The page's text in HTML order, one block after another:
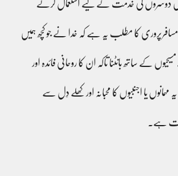
دوسروں کی خدمت کے لیے استعمال کرتے
کا مطلب یہ ہے کہ خدا نے جو کچھ ہمیں
کے ساتھ بانٹنا تاکہ ان کا روحانی فائدہ اور
مہمانوں یا اجنبیوں کا محبانہ اور کھلے دِل سے
ہے۔